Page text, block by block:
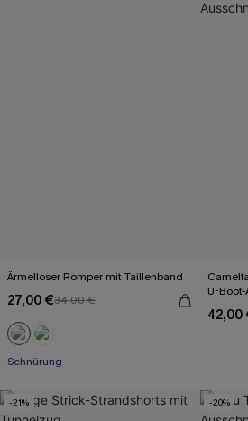
Ärmelloser Romper mit Taillenband
27,00 €34,00 €
Schnürung
U-
42,00
-21% -20%